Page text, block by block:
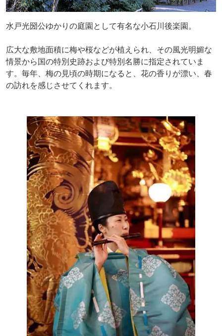
水戸光圀公ゆかりの庭園として有名な小石川後楽園。
広大な敷地面積に梅や桜などが植えられ、その風光明媚な
情景から国の特別史跡および特別名勝に指定されていま
す。毎年、梅の見頃の時期になると、花の香りが漂い、春
の訪れを感じさせてくれます。